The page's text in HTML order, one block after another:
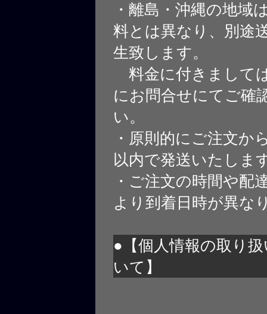
・離島・沖縄の地域
料とは異なり、別途
生致します。
料金に付きまして
にお問合せにてご確
い。
・原則的にご注文か
以内で発送いたしま
・ご注文の時間や配
より到着日時が異な
●【個人情報の取り
いて】